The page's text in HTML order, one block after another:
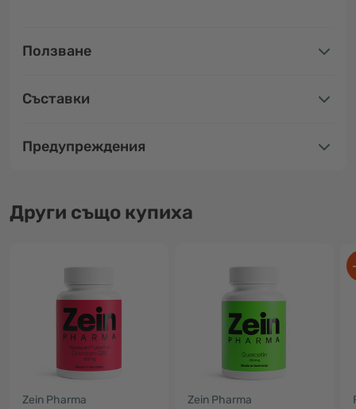
Ползване
Съставки
Предупреждения
Други също купиха
Zein Pharma Zein Pharma